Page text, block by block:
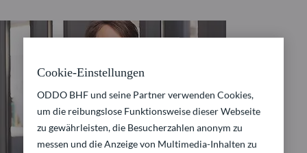
Cookie-Einstellungen
ODDO BHF und seine Partner verwenden Cookies,
um die reibungslose Funktionsweise dieser Webseite
zu gewährleisten, die Besucherzahlen anonym zu
messen und die Anzeige von Multimedia-Inhalten zu